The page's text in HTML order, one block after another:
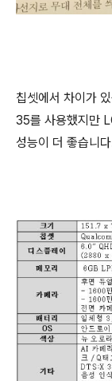
칩셋에서 차이가
35를 사용했지만
성능이 더 좋습니